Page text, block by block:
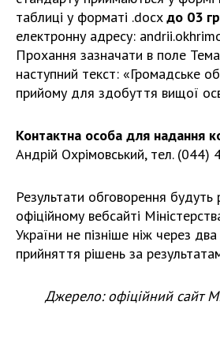
Ради, комітети та комісії
Наукові центри МОН та НАН
Громадські організації
ДІЯЛЬНІСТЬ
Засідання Президії НАН
Сесії Загальних зборів НАН
Річні звіти НАН України
Річні фінансові звіти НАН
Охорона прав
трансфер технологій в
таблиці у форматі .docxдо 03
електронну адресу:
Прохання зазначати в поле
наступний текст: «Громадське
прийому для здобуття вищої
Контактна особа для надання
Андрій Охрімовський, тел. (044)
Результати обговорення будуть
офіційному вебсайті
України не пізніше ніж через два
прийняття рішень за
Джерело: офіційний сайт